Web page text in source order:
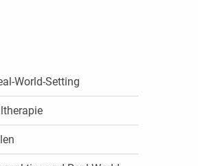
World-Setting